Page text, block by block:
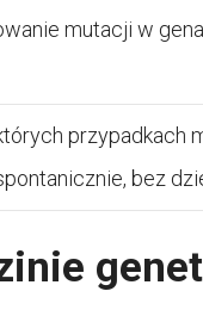
mutacji w
przypadkach
bez